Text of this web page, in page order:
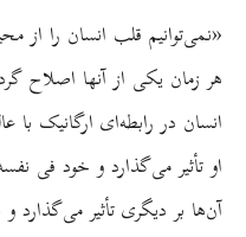
«نمی‌توانیم قلب انسان را از
هر زمان یکی از آنها اصلاح
انسان در رابطه‌ای ارگانیک
او تأثیر می‌گذارد و خود فی
آن‌ها بر دیگری تأثیر می‌گذارد